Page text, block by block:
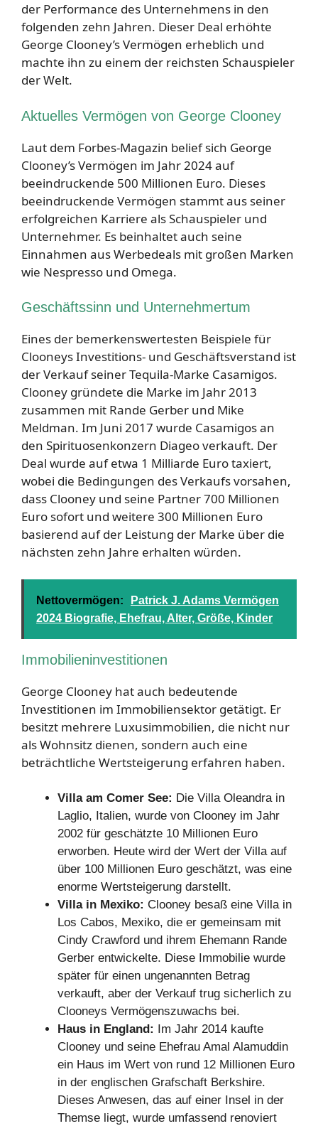
der Performance des Unternehmens in den
folgenden zehn Jahren. Dieser Deal erhöhte
George Clooney’s Vermögen erheblich und
machte ihn zu einem der reichsten Schauspieler
der Welt.
Aktuelles Vermögen von George Clooney
Laut dem Forbes-Magazin belief sich George
Clooney’s Vermögen im Jahr 2024 auf
beeindruckende 500 Millionen Euro. Dieses
beeindruckende Vermögen stammt aus seiner
erfolgreichen Karriere als Schauspieler und
Unternehmer. Es beinhaltet auch seine
Einnahmen aus Werbedeals mit großen Marken
wie Nespresso und Omega.
Geschäftssinn und Unternehmertum
Eines der bemerkenswertesten Beispiele für
Clooneys Investitions- und Geschäftsverstand ist
der Verkauf seiner Tequila-Marke Casamigos.
Clooney gründete die Marke im Jahr 2013
zusammen mit Rande Gerber und Mike
Meldman. Im Juni 2017 wurde Casamigos an
den Spirituosenkonzern Diageo verkauft. Der
Deal wurde auf etwa 1 Milliarde Euro taxiert,
wobei die Bedingungen des Verkaufs vorsahen,
dass Clooney und seine Partner 700 Millionen
Euro sofort und weitere 300 Millionen Euro
basierend auf der Leistung der Marke über die
nächsten zehn Jahre erhalten würden.
Nettovermögen:
Patrick J. Adams Vermögen
2024 Biografie, Ehefrau, Alter, Größe, Kinder
Immobilieninvestitionen
George Clooney hat auch bedeutende
Investitionen im Immobiliensektor getätigt. Er
besitzt mehrere Luxusimmobilien, die nicht nur
als Wohnsitz dienen, sondern auch eine
beträchtliche Wertsteigerung erfahren haben.
Villa am Comer See: Die Villa Oleandra in
Laglio, Italien, wurde von Clooney im Jahr
2002 für geschätzte 10 Millionen Euro
erworben. Heute wird der Wert der Villa auf
über 100 Millionen Euro geschätzt, was eine
enorme Wertsteigerung darstellt.
Villa in Mexiko: Clooney besaß eine Villa in
Los Cabos, Mexiko, die er gemeinsam mit
Cindy Crawford und ihrem Ehemann Rande
Gerber entwickelte. Diese Immobilie wurde
später für einen ungenannten Betrag
verkauft, aber der Verkauf trug sicherlich zu
Clooneys Vermögenszuwachs bei.
Haus in England:
Im Jahr 2014 kaufte
Clooney und seine Ehefrau Amal Alamuddin
ein Haus im Wert von rund 12 Millionen Euro
in der englischen Grafschaft Berkshire.
Dieses Anwesen, das auf einer Insel in der
Themse liegt, wurde umfassend renoviert